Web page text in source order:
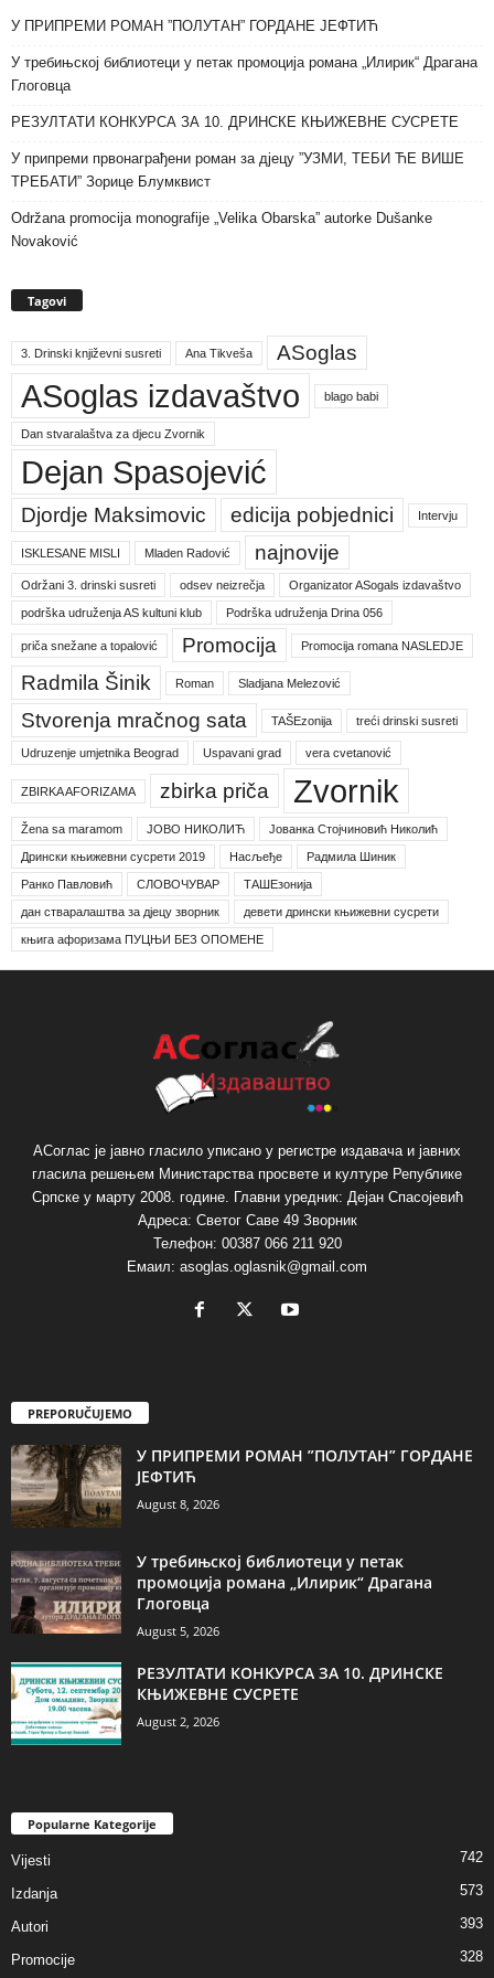
У ПРИПРЕМИ РОМАН ”ПОЛУТАН” ГОРДАНЕ ЈЕФТИЋ
У требињској библиотеци у петак промоција романа „Илирик“ Драгана
Глоговца
РЕЗУЛТАТИ КОНКУРСА ЗА 10. ДРИНСКЕ КЊИЖЕВНЕ СУСРЕТЕ
У припреми првонаграђени роман за дјецу ”УЗМИ, ТЕБИ ЋЕ ВИШЕ
ТРЕБАТИ” Зорице Блумквист
Održana promocija monografije „Velika Obarska” autorke Dušanke
Novaković
Tagovi
3. Drinski književni susreti Ana Tikveša ASoglas
ASoglas izdavaštvo blago babi
Dan stvaralaštva za djecu Zvornik
Dejan Spasojević
Djordje Maksimovic edicija pobjednici Intervju
ISKLESANE MISLI Mladen Radović najnovije
Održani 3. drinski susreti odsev neizrečja Organizator ASogals izdavaštvo
podrška udruženja AS kultuni klub Podrška udruženja Drina 056
priča snežane a topalović Promocija Promocija romana NASLEDJE
Radmila Šinik Roman Sladjana Melezović
Stvorenja mračnog sata TAŠEzonija treći drinski susreti
Udruzenje umjetnika Beograd Uspavani grad vera cvetanović
ZBIRKA AFORIZAMA zbirka priča Zvornik
Žena sa maramom ЈОВО НИКОЛИЋ Јованка Стојчиновић Николић
Дрински књижевни сусрети 2019 Насљеђе Радмила Шиник
Ранко Павловић СЛОВОЧУВАР ТАШЕзонија
дан стваралаштва за дјецу зворник девети дрински књижевни сусрети
књига афоризама ПУЦЊИ БЕЗ ОПОМЕНЕ
АСоглас је јавно гласило уписано у регистре издавача и јавних
гласила решењем Министарства просвете и културе Републике
Српске у марту 2008. године. Главни уредник: Дејан Спасојевић
Адреса: Светог Саве 49 Зворник
Телефон: 00387 066 211 920
Емаил: asoglas.oglasnik@gmail.com
PREPORUČUJEMO
У ПРИПРЕМИ РОМАН ”ПОЛУТАН” ГОРДАНЕ
ЈЕФТИЋ
August 8, 2026
У требињској библиотеци у петак
промоција романа „Илирик“ Драгана
Глоговца
August 5, 2026
РЕЗУЛТАТИ КОНКУРСА ЗА 10. ДРИНСКЕ
КЊИЖЕВНЕ СУСРЕТЕ
August 2, 2026
Popularne Kategorije
Vijesti 742
Izdanja 573
Autori 393
Promocije 328